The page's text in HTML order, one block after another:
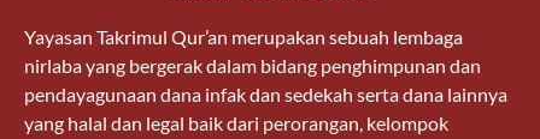
Yayasan Takrimul Qur’an merupakan sebuah lembaga
nirlaba yang bergerak dalam bidang penghimpunan dan
pendayagunaan dana infak dan sedekah serta dana lainnya
yang halal dan legal baik dari perorangan, kelompok